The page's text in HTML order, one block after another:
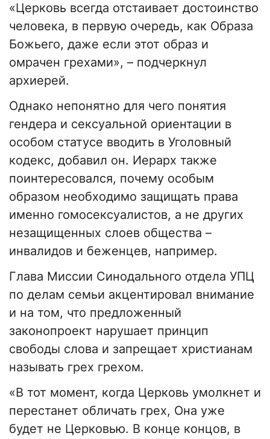
«Церковь всегда отстаивает достоинство
человека, в первую очередь, как Образа
Божьего, даже если этот образ и
омрачен грехами», – подчеркнул
архиерей.
Однако непонятно для чего понятия
гендера и сексуальной ориентации в
особом статусе вводить в Уголовный
кодекс, добавил он. Иерарх также
поинтересовался, почему особым
образом необходимо защищать права
именно гомосексуалистов, а не других
незащищенных слоев общества –
инвалидов и беженцев, например.
Глава Миссии Синодального отдела УПЦ
по делам семьи акцентировал внимание
и на том, что предложенный
законопроект нарушает принцип
свободы слова и запрещает христианам
называть грех грехом.
«В тот момент, когда Церковь умолкнет и
перестанет обличать грех, Она уже
будет не Церковью. В конце концов, в